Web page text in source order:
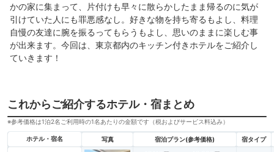
かの家に集まって、片付けも早々に散らかしたまま帰るのに気が
引けていた人にも罪悪感なし。好きな物を持ち寄るもよし、料理
自慢の友達に腕を振るってもらうもよし、思いのままに楽しむ事
が出来ます。今回は、東京都内のキッチン付きホテルをご紹介し
ていきます！
これからご紹介するホテル・宿まとめ
※参考価格は1泊2名ご利用時の1名あたりの金額です（税およびサービス料込み）
ホテル・宿名 写真 宿泊プラン(参考価格) 宿タイプ